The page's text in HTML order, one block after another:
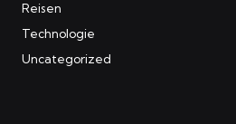
Reisen
Technologie
Uncategorized